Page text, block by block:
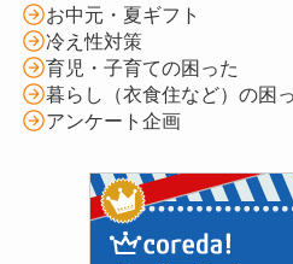
お中元・夏ギフト
冷え性対策
育児・子育ての困った
暮らし（衣食住など）の困
アンケート企画